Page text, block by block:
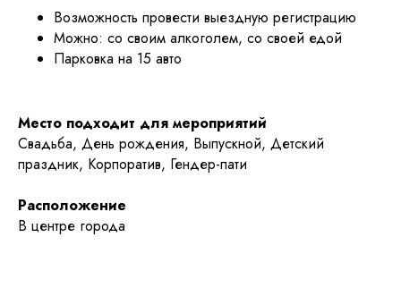
Возможность провести выездную регистрацию
Можно: со своим алкоголем, со своей едой
Парковка на 15 авто
Место подходит для мероприятий
Свадьба, День рождения, Выпускной, Детский
праздник, Корпоратив, Гендер-пати
Расположение
В центре города